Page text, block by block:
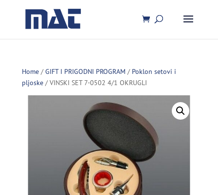
Home/GIFT I PRIGODNI PROGRAM / Poklon setovi i
pljoske/ VINSKI SET 7-0502 4/1 OKRUGLI